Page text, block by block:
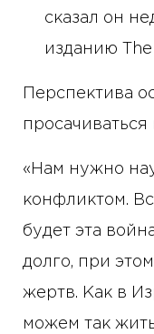
сказал он
изданию
Перспектива
просачиваться
«Нам нужно
конфликтом.
будет эта
долго, при
жертв. Как в
можем так